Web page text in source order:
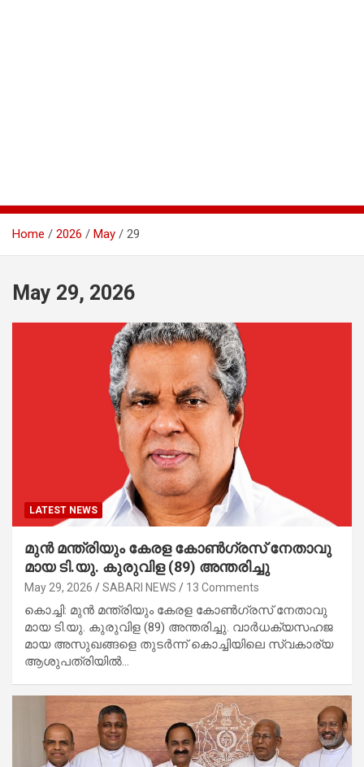
Home 2026 May 29
May 29, 2026
LATEST NEWS
മു​ൻ മ​ന്ത്രി​യും കേ​ര​ള കോ​ൺ​ഗ്ര​സ് നേ​താ​വു​
മാ​യ ടി.​യു. കു​രു​വി​ള (89) അ​ന്ത​രി​ച്ചു
May 29, 2026 SABARI NEWS 13 Comments
കൊ​ച്ചി: മു​ൻ മ​ന്ത്രി​യും കേ​ര​ള കോ​ൺ​ഗ്ര​സ് നേ​താ​വു​
മാ​യ ടി.​യു. കു​രു​വി​ള (89) അ​ന്ത​രി​ച്ചു. വാ​ർ​ധ​ക്യ​സ​ഹ​ജ​
മാ​യ അ​സു​ഖ​ങ്ങ​ളെ തു​ട​ർ​ന്ന് കൊ​ച്ചി​യി​ലെ സ്വ​കാ​ര്യ
ആ​ശു​പ​ത്രി​യി​ൽ…